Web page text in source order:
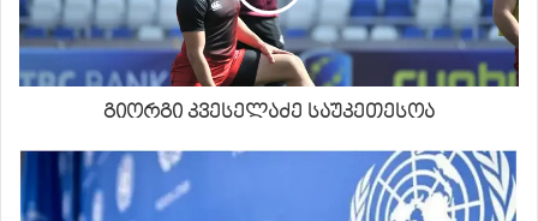
გიორგი კვესელაძე საუკეთესოა